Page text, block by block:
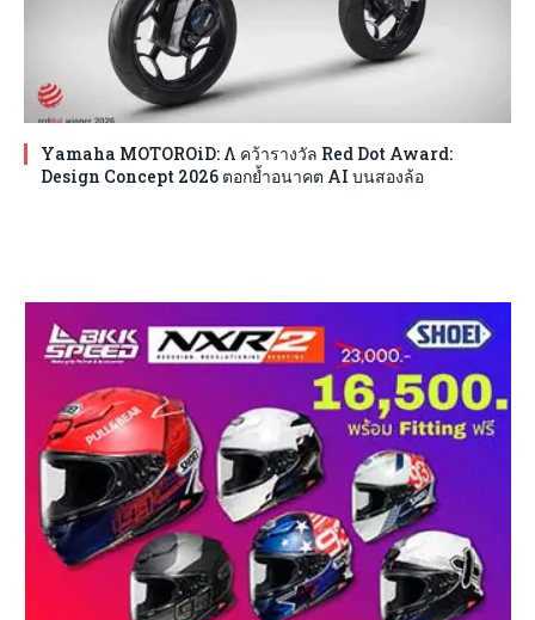
Yamaha MOTOROiD: Λ คว้ารางวัล Red Dot Award:
Design Concept 2026 ตอกย้ำอนาคต AI บนสองล้อ